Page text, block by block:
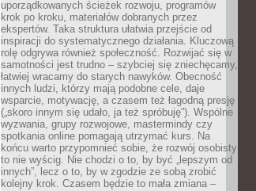
uporządkowanych ścieżek rozwoju, programów
krok po kroku, materiałów dobranych przez
ekspertów. Taka struktura ułatwia przejście od
inspiracji do systematycznego działania. Kluczową
rolę odgrywa również społeczność. Rozwijać się w
samotności jest trudno – szybciej się zniechęcamy,
łatwiej wracamy do starych nawyków. Obecność
innych ludzi, którzy mają podobne cele, daje
wsparcie, motywację, a czasem też łagodną presję
(„skoro innym się udało, ja też spróbuję”). Wspólne
wyzwania, grupy rozwojowe, mastermindy czy
spotkania online pomagają utrzymać kurs. Na
końcu warto przypomnieć sobie, że rozwój osobisty
to nie wyścig. Nie chodzi o to, by być „lepszym od
innych”, lecz o to, by w zgodzie ze sobą zrobić
kolejny krok. Czasem będzie to mała zmiana –